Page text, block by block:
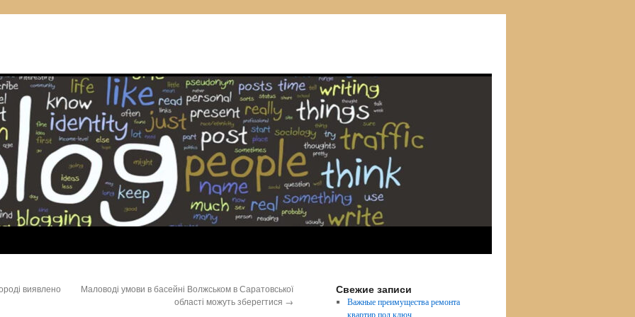
виявлено
Маловоді умови в басейні Волжськом в Саратовської
області можуть зберегтися →
Свежие записи
Важные преимущества ремонта
квартир под ключ